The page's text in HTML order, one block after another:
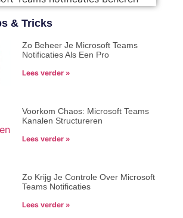
& Tricks
Zo Beheer Je Microsoft Teams
Notificaties Als Een Pro
Lees verder »
Voorkom Chaos: Microsoft Teams
Kanalen Structureren
Lees verder »
Zo Krijg Je Controle Over Microsoft
Teams Notificaties
Lees verder »